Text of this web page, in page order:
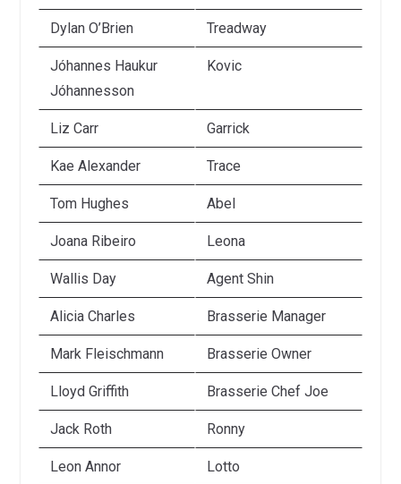
Dylan O’Brien Treadway
Jóhannes Haukur
Jóhannesson
Kovic
Liz Carr Garrick
Kae Alexander Trace
Tom Hughes Abel
Joana Ribeiro Leona
Wallis Day Agent Shin
Alicia Charles Brasserie Manager
Mark Fleischmann Brasserie Owner
Lloyd Griffith Brasserie Chef Joe
Jack Roth Ronny
Leon Annor Lotto